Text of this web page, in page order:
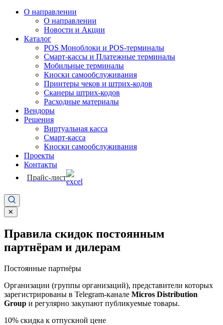
О направлении
О направлении
Новости и Акции
Каталог
POS Моноблоки и POS-терминалы
Смарт-кассы и Платежные терминалы
Мобильные терминалы
Киоски самообслуживания
Принтеры чеков и штрих-кодов
Cканеры штрих-кодов
Расходные материалы
Вендоры
Решения
Виртуальная касса
Смарт-касса
Киоски самообслуживания
Проекты
Контакты
Прайс-лист
✕
Правила скидок постоянным
партнёрам и дилерам
Постоянные партнёры
Организации (группы организаций), представители которых
зарегистрированы в Telegram-канале Micros Distribution
Group и регулярно закупают публикуемые товары.
10% скидка к отпускной цене